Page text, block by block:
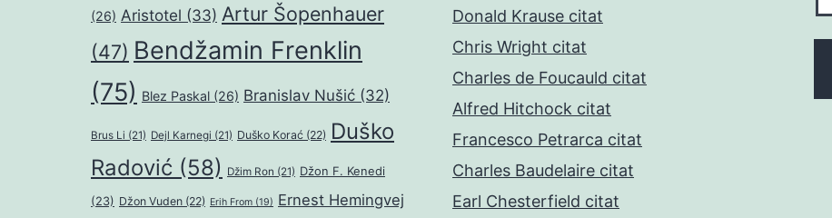
(26) Aristotel (33) Artur Šopenhauer
(47) Bendžamin Frenklin
(75) Blez Paskal (26) Branislav Nušić (32)
Brus Li (21) Dejl Karnegi (21) Duško Korać (22) Duško
Radović (58) Džim Ron (21) Džon F. Kenedi
(23) Džon Vuden (22) Erih From (19) Ernest Hemingvej
Donald Krause citat
Chris Wright citat
Charles de Foucauld citat
Alfred Hitchock citat
Francesco Petrarca citat
Charles Baudelaire citat
Earl Chesterfield citat